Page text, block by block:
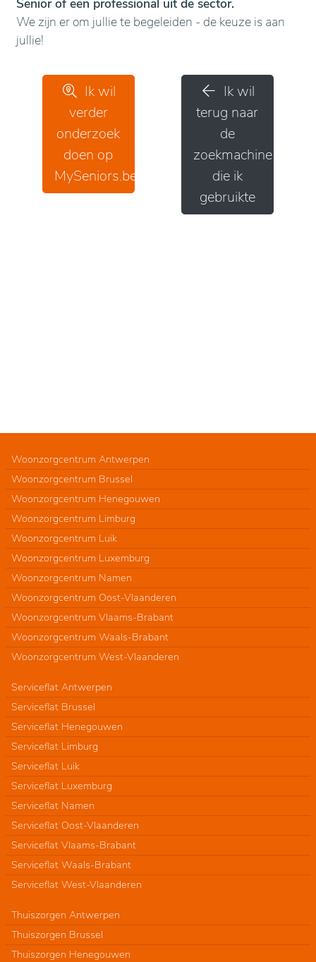
Senior of een professional uit de sector.
We zijn er om jullie te begeleiden - de keuze is aan
jullie!
Ik wil
verder
onderzoek
doen op
MySeniors.be
Ik wil
terug naar
de
zoekmachine
die ik
gebruikte
Woonzorgcentrum Antwerpen
Woonzorgcentrum Brussel
Woonzorgcentrum Henegouwen
Woonzorgcentrum Limburg
Woonzorgcentrum Luik
Woonzorgcentrum Luxemburg
Woonzorgcentrum Namen
Woonzorgcentrum Oost-Vlaanderen
Woonzorgcentrum Vlaams-Brabant
Woonzorgcentrum Waals-Brabant
Woonzorgcentrum West-Vlaanderen
Serviceflat Antwerpen
Serviceflat Brussel
Serviceflat Henegouwen
Serviceflat Limburg
Serviceflat Luik
Serviceflat Luxemburg
Serviceflat Namen
Serviceflat Oost-Vlaanderen
Serviceflat Vlaams-Brabant
Serviceflat Waals-Brabant
Serviceflat West-Vlaanderen
Thuiszorgen Antwerpen
Thuiszorgen Brussel
Thuiszorgen Henegouwen